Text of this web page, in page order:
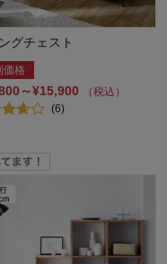
グチェスト
価格
～¥15,900
（税込）
(6)